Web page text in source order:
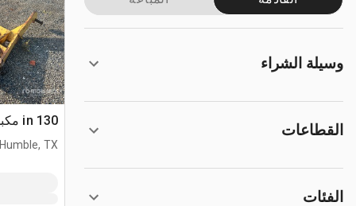
وسيلة الشراء
القطاعات
الفئات
130 in مكبس جرار
TX